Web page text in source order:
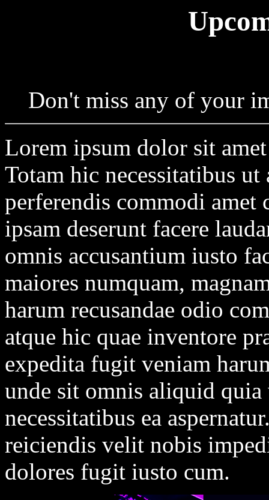
Don't miss any of your
Lorem ipsum dolor sit
Totam hic necessitatibus
perferendis commodi amet
ipsam deserunt facere
omnis accusantium iusto
maiores numquam,
harum recusandae odio
atque hic quae inventore
expedita fugit veniam
unde sit omnis aliquid
necessitatibus ea
reiciendis velit nobis
dolores fugit iusto cum.